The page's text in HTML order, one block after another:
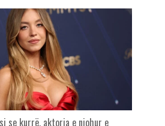
se kurrë, aktorja e njohur e